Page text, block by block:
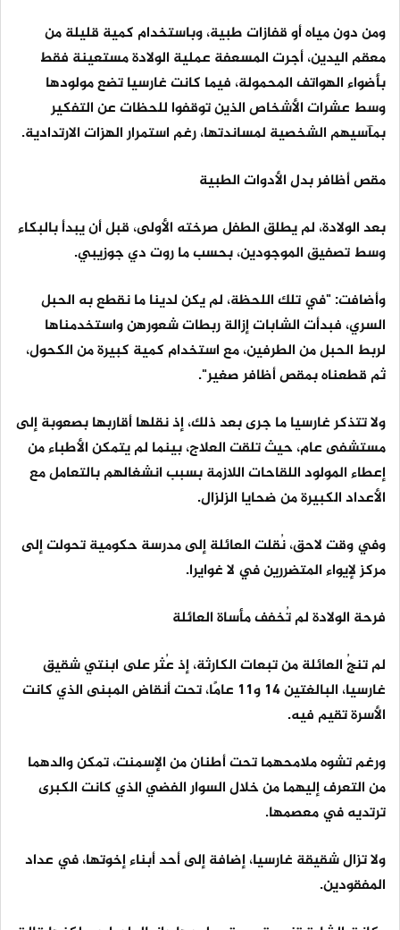
ومن دون مياه أو قفازات طبية، وباستخدام كمية قليلة من
معقم اليدين، أجرت المسعفة عملية الولادة مستعينة فقط
بأضواء الهواتف المحمولة، فيما كانت غارسيا تضع مولودها
وسط عشرات الأشخاص الذين توقفوا للحظات عن التفكير
بمآسيهم الشخصية لمساندتها، رغم استمرار الهزات الارتدادية.
مقص أظافر بدل الأدوات الطبية
بعد الولادة، لم يطلق الطفل صرخته الأولى، قبل أن يبدأ بالبكاء
وسط تصفيق الموجودين، بحسب ما روت دي جوزيبي.
وأضافت: "في تلك اللحظة، لم يكن لدينا ما نقطع به الحبل
السري، فبدأت الشابات إزالة ربطات شعورهن واستخدمناها
لربط الحبل من الطرفين، مع استخدام كمية كبيرة من الكحول،
ثم قطعناه بمقص أظافر صغير".
ولا تتذكر غارسيا ما جرى بعد ذلك، إذ نقلها أقاربها بصعوبة إلى
مستشفى عام، حيث تلقت العلاج، بينما لم يتمكن الأطباء من
إعطاء المولود اللقاحات اللازمة بسبب انشغالهم بالتعامل مع
الأعداد الكبيرة من ضحايا الزلزال.
وفي وقت لاحق، نُقلت العائلة إلى مدرسة حكومية تحولت إلى
مركز لإيواء المتضررين في لا غوايرا.
فرحة الولادة لم تُخفف مأساة العائلة
لم تنجُ العائلة من تبعات الكارثة، إذ عُثر على ابنتي شقيق
غارسيا، البالغتين 14 و11 عامًا، تحت أنقاض المبنى الذي كانت
الأسرة تقيم فيه.
ورغم تشوه ملامحهما تحت أطنان من الإسمنت، تمكن والدهما
من التعرف إليهما من خلال السوار الفضي الذي كانت الكبرى
ترتديه في معصمها.
ولا تزال شقيقة غارسيا، إضافة إلى أحد أبناء إخوتها، في عداد
المفقودين.